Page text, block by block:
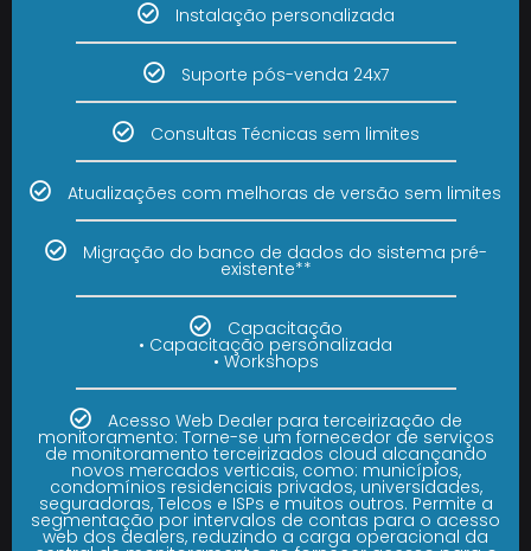
Instalação personalizada
Suporte pós-venda 24x7
Consultas Técnicas sem limites
Atualizações com melhoras de versão sem limites
Migração do banco de dados do sistema pré-
existente**
Capacitação
• Capacitação personalizada
• Workshops
Acesso Web Dealer para terceirização de
monitoramento: Torne-se um fornecedor de serviços
de monitoramento terceirizados cloud alcançando
novos mercados verticais, como: municípios,
condomínios residenciais privados, universidades,
seguradoras, Telcos e ISPs e muitos outros. Permite a
segmentação por intervalos de contas para o acesso
web dos dealers, reduzindo a carga operacional da